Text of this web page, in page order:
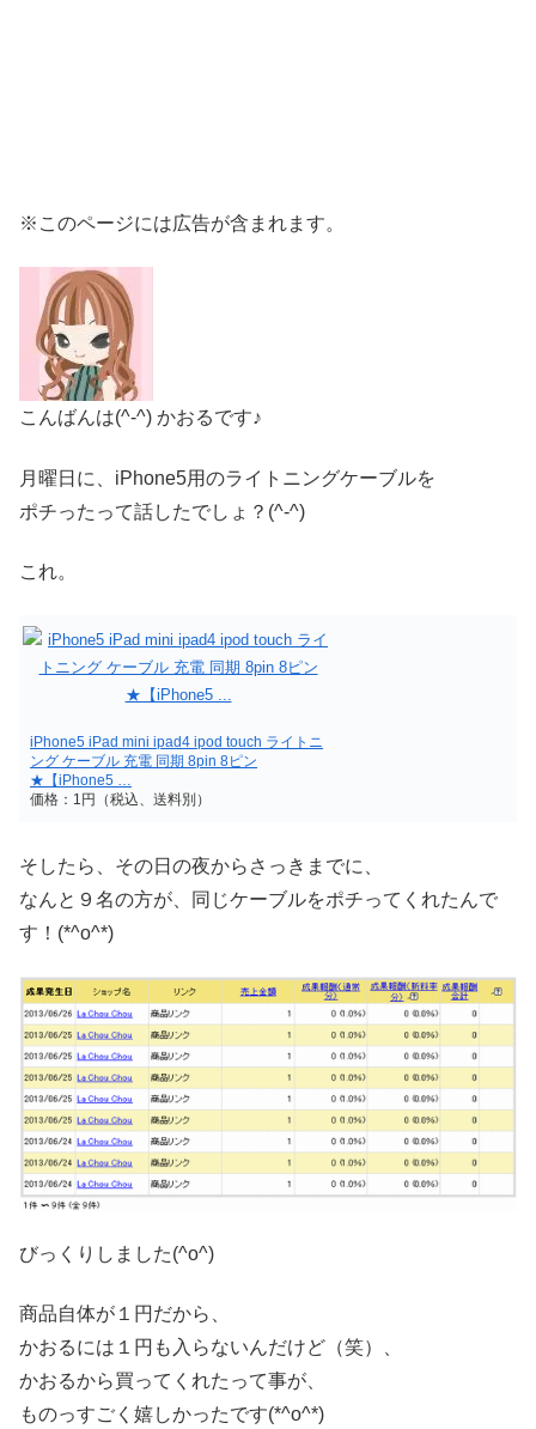
※このページには広告が含まれます。
こんばんは(^-^) かおるです♪
月曜日に、iPhone5用のライトニングケーブルを
ポチったって話したでしょ？(^-^)
これ。
iPhone5 iPad mini ipad4 ipod touch ライトニ
ング ケーブル 充電 同期 8pin 8ピン
★【iPhone5 …
価格：1円（税込、送料別）
そしたら、その日の夜からさっきまでに、
なんと９名の方が、同じケーブルをポチってくれたんで
す！(*^o^*)
びっくりしました(^o^)
商品自体が１円だから、
かおるには１円も入らないんだけど（笑）、
かおるから買ってくれたって事が、
ものっすごく嬉しかったです(*^o^*)